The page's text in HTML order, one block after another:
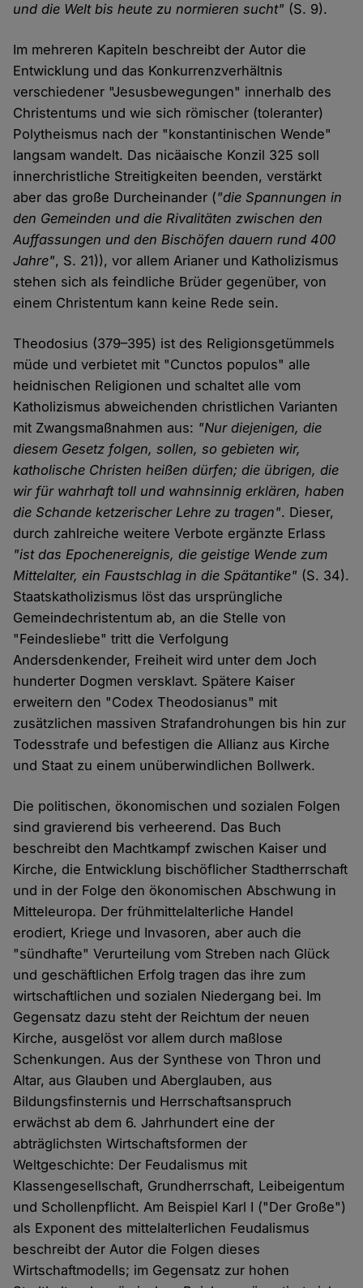
und die Welt bis heute zu normieren sucht" (S. 9).
Im mehreren Kapiteln beschreibt der Autor die
Entwicklung und das Konkurrenzverhältnis
verschiedener "Jesusbewegungen" innerhalb des
Christentums und wie sich römischer (toleranter)
Polytheismus nach der "konstantinischen Wende"
langsam wandelt. Das nicäaische Konzil 325 soll
innerchristliche Streitigkeiten beenden, verstärkt
aber das große Durcheinander ("die Spannungen in
den Gemeinden und die Rivalitäten zwischen den
Auffassungen und den Bischöfen dauern rund 400
Jahre", S. 21)), vor allem Arianer und Katholizismus
stehen sich als feindliche Brüder gegenüber, von
einem Christentum kann keine Rede sein.
Theodosius (379–395) ist des Religionsgetümmels
müde und verbietet mit "Cunctos populos" alle
heidnischen Religionen und schaltet alle vom
Katholizismus abweichenden christlichen Varianten
mit Zwangsmaßnahmen aus: "Nur diejenigen, die
diesem Gesetz folgen, sollen, so gebieten wir,
katholische Christen heißen dürfen; die übrigen, die
wir für wahrhaft toll und wahnsinnig erklären, haben
die Schande ketzerischer Lehre zu tragen". Dieser,
durch zahlreiche weitere Verbote ergänzte Erlass
"ist das Epochenereignis, die geistige Wende zum
Mittelalter, ein Faustschlag in die Spätantike" (S. 34).
Staatskatholizismus löst das ursprüngliche
Gemeindechristentum ab, an die Stelle von
"Feindesliebe" tritt die Verfolgung
Andersdenkender, Freiheit wird unter dem Joch
hunderter Dogmen versklavt. Spätere Kaiser
erweitern den "Codex Theodosianus" mit
zusätzlichen massiven Strafandrohungen bis hin zur
Todesstrafe und befestigen die Allianz aus Kirche
und Staat zu einem unüberwindlichen Bollwerk.
Die politischen, ökonomischen und sozialen Folgen
sind gravierend bis verheerend. Das Buch
beschreibt den Machtkampf zwischen Kaiser und
Kirche, die Entwicklung bischöflicher Stadtherrschaft
und in der Folge den ökonomischen Abschwung in
Mitteleuropa. Der frühmittelalterliche Handel
erodiert, Kriege und Invasoren, aber auch die
"sündhafte" Verurteilung vom Streben nach Glück
und geschäftlichen Erfolg tragen das ihre zum
wirtschaftlichen und sozialen Niedergang bei. Im
Gegensatz dazu steht der Reichtum der neuen
Kirche, ausgelöst vor allem durch maßlose
Schenkungen. Aus der Synthese von Thron und
Altar, aus Glauben und Aberglauben, aus
Bildungsfinsternis und Herrschaftsanspruch
erwächst ab dem 6. Jahrhundert eine der
abträglichsten Wirtschaftsformen der
Weltgeschichte: Der Feudalismus mit
Klassengesellschaft, Grundherrschaft, Leibeigentum
und Schollenpflicht. Am Beispiel Karl I ("Der Große")
als Exponent des mittelalterlichen Feudalismus
beschreibt der Autor die Folgen dieses
Wirtschaftmodells; im Gegensatz zur hohen